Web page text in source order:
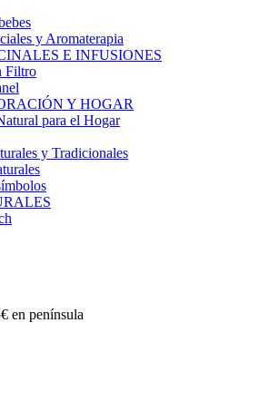
y Aromaterapia
E INFUSIONES
Filtro
Y HOGAR
para el Hogar
y Tradicionales
en península